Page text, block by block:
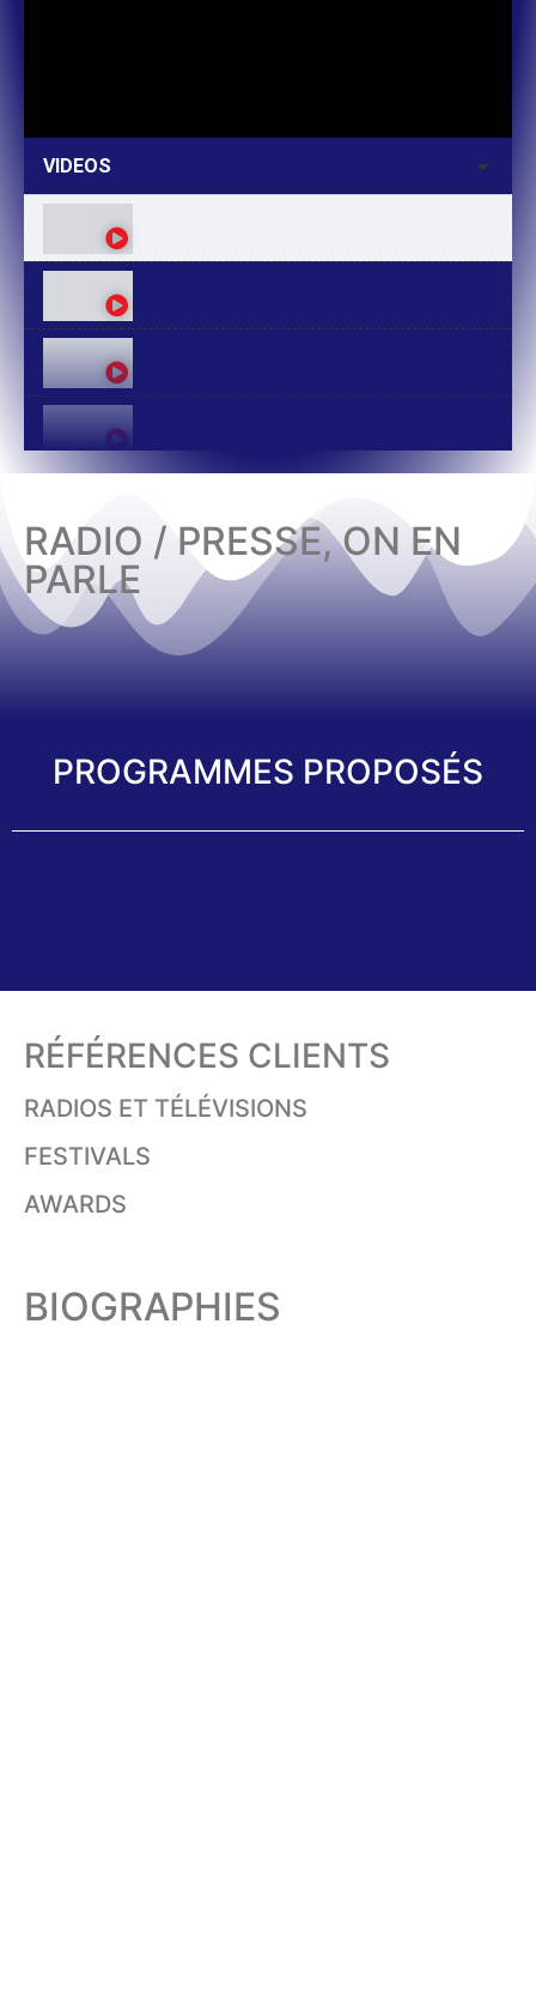
VIDEOS
RADIO / PRESSE, ON EN
PARLE
PROGRAMMES PROPOSÉS
RÉFÉRENCES CLIENTS
RADIOS ET TÉLÉVISIONS
FESTIVALS
AWARDS
BIOGRAPHIES